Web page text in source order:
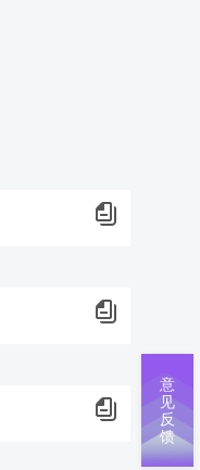
意
见
反
馈